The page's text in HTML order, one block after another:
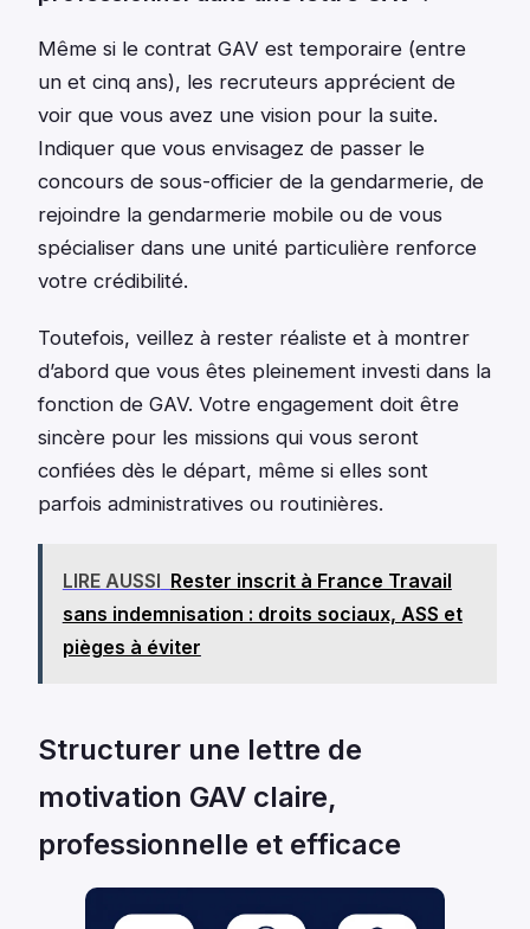
Même si le contrat GAV est temporaire (entre
un et cinq ans), les recruteurs apprécient de
voir que vous avez une vision pour la suite.
Indiquer que vous envisagez de passer le
concours de sous-officier de la gendarmerie, de
rejoindre la gendarmerie mobile ou de vous
spécialiser dans une unité particulière renforce
votre crédibilité.
Toutefois, veillez à rester réaliste et à montrer
d’abord que vous êtes pleinement investi dans la
fonction de GAV. Votre engagement doit être
sincère pour les missions qui vous seront
confiées dès le départ, même si elles sont
parfois administratives ou routinières.
LIRE AUSSI Rester inscrit à France Travail
sans indemnisation : droits sociaux, ASS et
pièges à éviter
Structurer une lettre de
motivation GAV claire,
professionnelle et efficace